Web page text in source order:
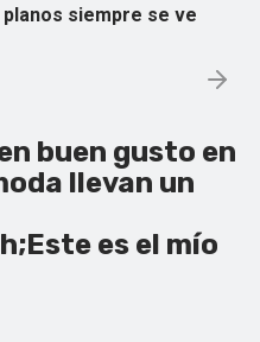
siempre se ve
buen gusto en
llevan un
es el mío